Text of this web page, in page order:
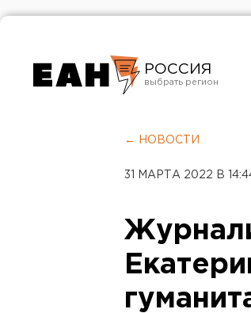
РОССИЯ
Челябинск
← НОВОСТИ
31 МАРТА 2022 В